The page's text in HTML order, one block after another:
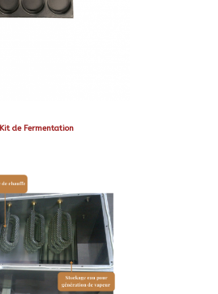
Kit de Fermentation